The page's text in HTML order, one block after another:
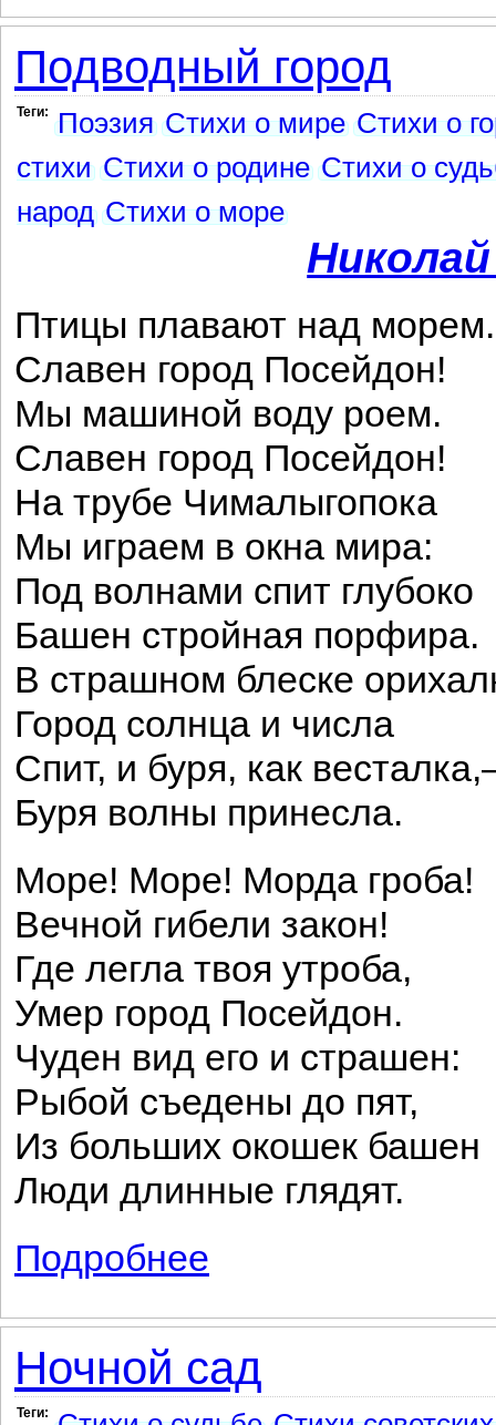
Подводный город
Теги: Поэзия Стихи о мире Стихи о
стихи Стихи о родине Стихи о
народ Стихи о море
Птицы плавают над морем.
Славен город Посейдон!
Мы машиной воду роем.
Славен город Посейдон!
На трубе Чималыгопока
Мы играем в окна мира:
Под волнами спит глубоко
Башен стройная порфира.
В страшном блеске
Город солнца и числа
Спит, и буря, как
Буря волны принесла.
Море! Море! Морда гроба!
Вечной гибели закон!
Где легла твоя утроба,
Умер город Посейдон.
Чуден вид его и страшен:
Рыбой съедены до пят,
Из больших окошек башен
Люди длинные глядят.
Подробнее
Ночной сад
Теги: